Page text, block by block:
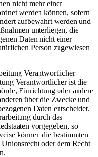
nicht mehr einer
werden können, sofern
aufbewahrt werden und
unterliegen, die
Daten nicht einer
Person zugewiesen
Verantwortlicher
Verantwortlicher ist die
Einrichtung oder andere
über die Zwecke und
Daten entscheidet.
durch das
vorgegeben, so
können die bestimmten
oder dem Recht